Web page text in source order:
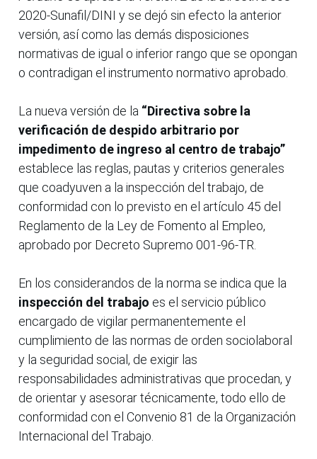
2020-Sunafil/DINI y se dejó sin efecto la anterior
versión, así como las demás disposiciones
normativas de igual o inferior rango que se opongan
o contradigan el instrumento normativo aprobado.
La nueva versión de la “Directiva sobre la
verificación de despido arbitrario por
impedimento de ingreso al centro de trabajo”
establece las reglas, pautas y criterios generales
que coadyuven a la inspección del trabajo, de
conformidad con lo previsto en el artículo 45 del
Reglamento de la Ley de Fomento al Empleo,
aprobado por Decreto Supremo 001-96-TR.
En los considerandos de la norma se indica que la
inspección del trabajo es el servicio público
encargado de vigilar permanentemente el
cumplimiento de las normas de orden sociolaboral
y la seguridad social, de exigir las
responsabilidades administrativas que procedan, y
de orientar y asesorar técnicamente, todo ello de
conformidad con el Convenio 81 de la Organización
Internacional del Trabajo.